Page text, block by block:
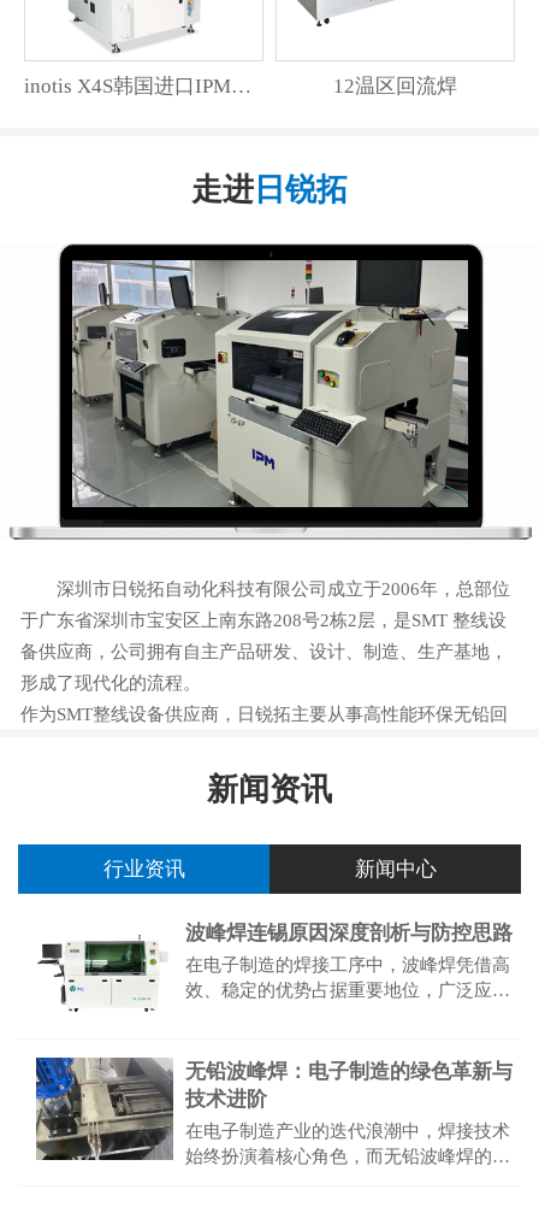
inotis X4S韩国进口IPM印刷机 12温区回流焊
走进 日锐拓
深圳市日锐拓自动化科技有限公司成立于2006年，总部位
于广东省深圳市宝安区上南东路208号2栋2层，是SMT 整线设
备供应商，公司拥有自主产品研发、设计、制造、生产基地，
形成了现代化的流程。
作为SMT整线设备供应商，日锐拓主要从事高性能环保无铅回
YAMAHA贴片机、国产、韩国IP全自动印刷机...
新闻资讯
行业资讯 新闻中心
波峰焊连锡原因深度剖析与防控思路
在电子制造的焊接工序中，波峰焊凭借高
效、稳定的优势占据重要地位，广泛应用
题，其不仅直接导致产品功能失...
无铅波峰焊：电子制造的绿色革新与
技术进阶
在电子制造产业的迭代浪潮中，焊接技术
始终扮演着核心角色，而无铅波峰焊的普